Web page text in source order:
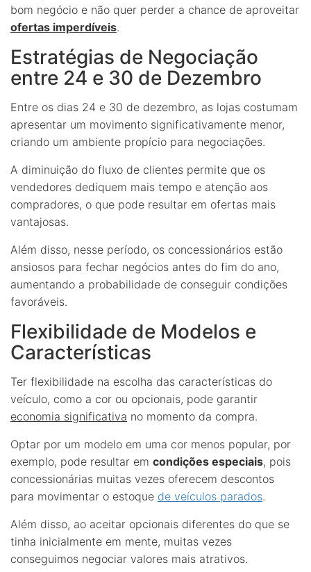
bom negócio e não quer perder a chance de aproveitar
ofertas imperdíveis.
Estratégias de Negociação
entre 24 e 30 de Dezembro
Entre os dias 24 e 30 de dezembro, as lojas costumam
apresentar um movimento significativamente menor,
criando um ambiente propício para negociações.
A diminuição do fluxo de clientes permite que os
vendedores dediquem mais tempo e atenção aos
compradores, o que pode resultar em ofertas mais
vantajosas.
Além disso, nesse período, os concessionários estão
ansiosos para fechar negócios antes do fim do ano,
aumentando a probabilidade de conseguir condições
favoráveis.
Flexibilidade de Modelos e
Características
Ter flexibilidade na escolha das características do
veículo, como a cor ou opcionais, pode garantir
economia significativa no momento da compra.
Optar por um modelo em uma cor menos popular, por
exemplo, pode resultar em condições especiais, pois
concessionárias muitas vezes oferecem descontos
para movimentar o estoque de veículos parados.
Além disso, ao aceitar opcionais diferentes do que se
tinha inicialmente em mente, muitas vezes
conseguimos negociar valores mais atrativos.